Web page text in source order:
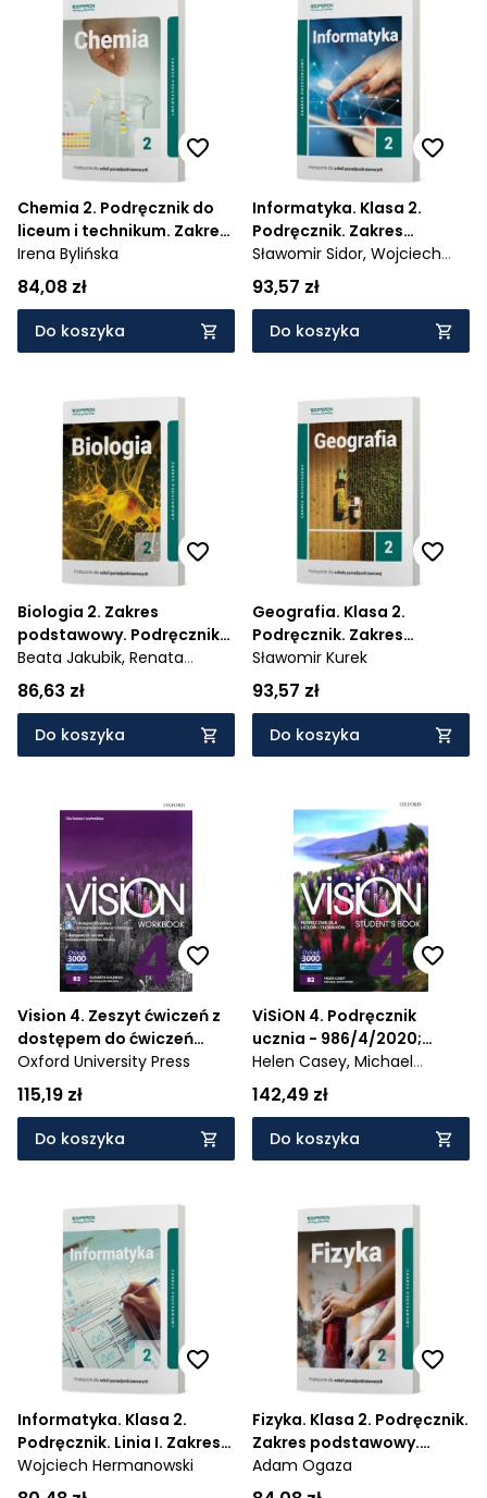
Chemia 2. Podręcznik do
liceum i technikum. Zakres
podstawowy -
1050/2/2020
Irena Bylińska
84,08 zł
Do koszyka
Informatyka. Klasa 2.
Podręcznik. Zakres
rozszerzony. Liceum i
Sławomir Sidor, Wojciech
Hermanowski
93,57 zł
Do koszyka
Biologia 2. Zakres
podstawowy. Podręcznik
dla szkół
ponadpodstawowych -
1030/2/2021
Beata Jakubik, Renata
Szymańska
86,63 zł
Do koszyka
Geografia. Klasa 2.
Podręcznik. Zakres
rozszerzony. Liceum i
technikum.
Sławomir Kurek
93,57 zł
Do koszyka
Vision 4. Zeszyt ćwiczeń z
dostępem do ćwiczeń
interaktywnych Online
Practice oraz aplikacji
Oxford Learner’s
Advanced Dictionary
Oxford University Press
115,19 zł
Do koszyka
ViSiON 4. Podręcznik
ucznia - 986/4/2020;
985/4/2020
Helen Casey, Michael
Duckworth
142,49 zł
Do koszyka
Informatyka. Klasa 2.
Podręcznik. Linia I. Zakres
podstawowy. Liceum i
technikum
Wojciech Hermanowski
Fizyka. Klasa 2. Podręcznik.
Zakres podstawowy.
Liceum i technikum -
1036/2/2020
Adam Ogaza